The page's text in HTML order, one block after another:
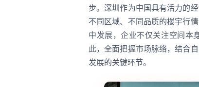
步。深圳作为中国具有活力的
不同区域、不同品质的楼宇行
中发展，企业不仅关注空间本
此，全面把握市场脉络，结合
发展的关键环节。